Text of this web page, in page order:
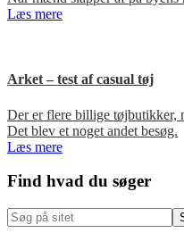
Læs mere
Arket – test af casual tøj
Der er flere billige tøjbutikker,
Det blev et noget andet besøg.
Læs mere
Primær
Sidebar
Find hvad du søger
Søg